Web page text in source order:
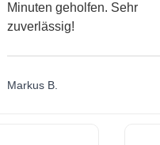
geholfen. Sehr
B.